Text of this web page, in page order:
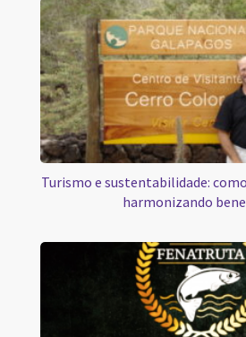
Turismo e sustentabilidade:
harmonizando